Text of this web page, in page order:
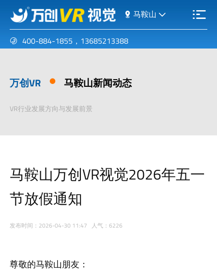
马鞍山
400-884-1855 ， 13685213388
万创VR 马鞍山新闻动态
VR行业发展方向与发展前景
马鞍山万创VR视觉2026年五一
节放假通知
发布时间：2026-04-30 11:47 人气：6226
尊敬的马鞍山朋友：